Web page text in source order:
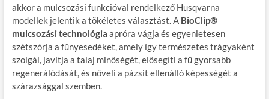
akkor a mulcsozási funkcióval rendelkező Husqvarna
modellek jelentik a tökéletes választást. A BioClip®
mulcsozási technológia apróra vágja és egyenletesen
szétszórja a fűnyesedéket, amely így természetes trágyaként
szolgál, javítja a talaj minőségét, elősegíti a fű gyorsabb
regenerálódását, és növeli a pázsit ellenálló képességét a
szárazsággal szemben.